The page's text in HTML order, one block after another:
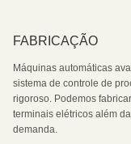
FABRICAÇÃO
Máquinas automáticas
sistema de controle de
rigoroso. Podemos
terminais elétricos além
demanda.